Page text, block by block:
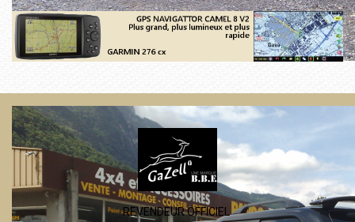
REVENDEUR OFFICIEL